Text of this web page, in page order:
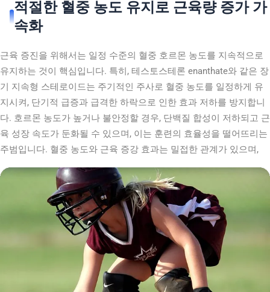
적절한 혈중 농도 유지로 근육량 증가 가
속화
근육 증진을 위해서는 일정 수준의 혈중 호르몬 농도를 지속적으로
유지하는 것이 핵심입니다. 특히, 테스토스테론 enanthate와 같은 장
기 지속형 스테로이드는 주기적인 주사로 혈중 농도를 일정하게 유
지시켜, 단기적 급증과 급격한 하락으로 인한 효과 저하를 방지합니
다. 호르몬 농도가 높거나 불안정할 경우, 단백질 합성이 저하되고 근
육 성장 속도가 둔화될 수 있으며, 이는 훈련의 효율성을 떨어뜨리는
주범입니다. 혈중 농도와 근육 증강 효과는 밀접한 관계가 있으며,